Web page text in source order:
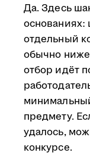
Да. Здесь
основаниях:
отдельный
обычно
отбор идёт
предмету.
удалось,
конкурсе.